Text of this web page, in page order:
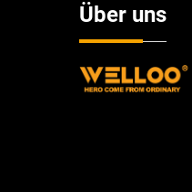
Über uns